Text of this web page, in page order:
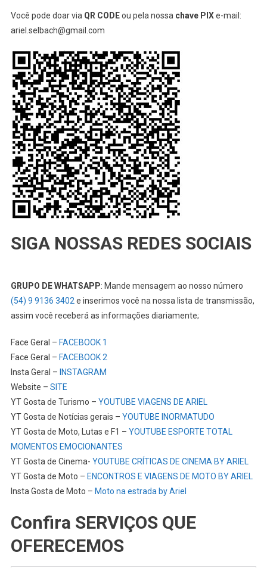
Você pode doar via QR CODEou pela nossa chave PIXe-mail:
ariel.selbach@gmail.com
SIGA NOSSAS REDES SOCIAIS
GRUPO DE WHATSAPP: Mande mensagem ao nosso número
(54) 9 9136 3402 e inserimos você na nossa lista de transmissão,
assim você receberá as informações diariamente;
Face Geral – FACEBOOK 1
Face Geral – FACEBOOK 2
Insta Geral – INSTAGRAM
Website – SITE
YT Gosta de Turismo – YOUTUBE VIAGENS DE ARIEL
YT Gosta de Notícias gerais – YOUTUBE INORMATUDO
YT Gosta de Moto, Lutas e F1 – YOUTUBE ESPORTE TOTAL
MOMENTOS EMOCIONANTES
YT Gosta de Cinema- YOUTUBE CRÍTICAS DE CINEMA BY ARIEL
YT Gosta de Moto – ENCONTROS E VIAGENS DE MOTO BY ARIEL
Insta Gosta de Moto – Moto na estrada by Ariel
Confira SERVIÇOS QUE
OFERECEMOS